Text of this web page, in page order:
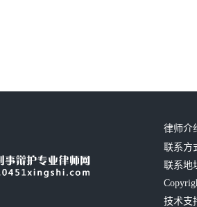
律师介
联系方
联系地
技术支